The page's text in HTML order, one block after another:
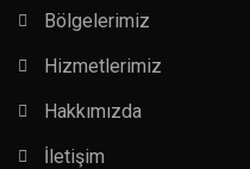
Bölgelerimiz
Hizmetlerimiz
Hakkımızda
İletişim